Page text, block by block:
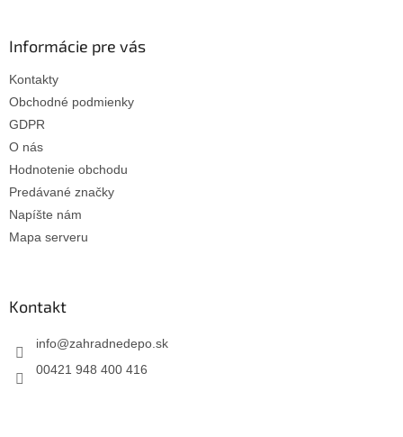
Informácie pre vás
Kontakty
Obchodné podmienky
GDPR
O nás
Hodnotenie obchodu
Predávané značky
Napíšte nám
Mapa serveru
Kontakt
info@zahradnedepo.sk
00421 948 400 416